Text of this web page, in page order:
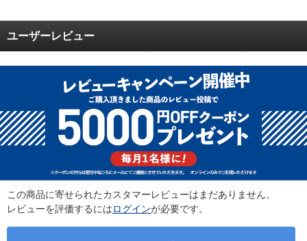
ユーザーレビュー
この商品に寄せられたカスタマーレビューはまだありません。
レビューを評価するにはログインが必要です。